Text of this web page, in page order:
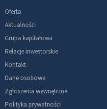
Oferta
Aktualności
Grupa kapitałowa
Relacje inwestorskie
Kontakt
Dane osobowe
Zgłoszenia wewnętrzne
Polityka prywatności